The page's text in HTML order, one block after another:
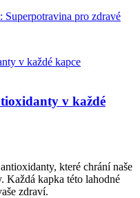
Superpotravina pro zdravé
v každé
které chrání naše
kapka této lahodné
zdraví.